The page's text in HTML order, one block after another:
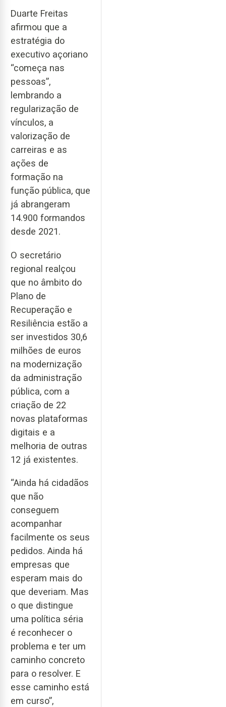
Duarte Freitas
afirmou que a
estratégia do
executivo açoriano
“começa nas
pessoas”,
lembrando a
regularização de
vínculos, a
valorização de
carreiras e as
ações de
formação na
função pública, que
já abrangeram
14.900 formandos
desde 2021.
O secretário
regional realçou
que no âmbito do
Plano de
Recuperação e
Resiliência estão a
ser investidos 30,6
milhões de euros
na modernização
da administração
pública, com a
criação de 22
novas plataformas
digitais e a
melhoria de outras
12 já existentes.
“Ainda há cidadãos
que não
conseguem
acompanhar
facilmente os seus
pedidos. Ainda há
empresas que
esperam mais do
que deveriam. Mas
o que distingue
uma política séria
é reconhecer o
problema e ter um
caminho concreto
para o resolver. E
esse caminho está
em curso”,